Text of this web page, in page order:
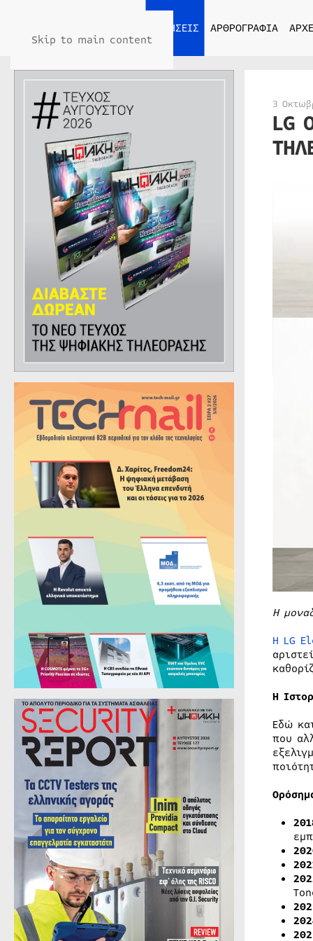
Skip to main content
ΕΙΔΗΣΕΙΣ ΑΡΘΡΟΓΡΑΦΙΑ
3
LG
Η
Η LG
Η
Εδώ
που